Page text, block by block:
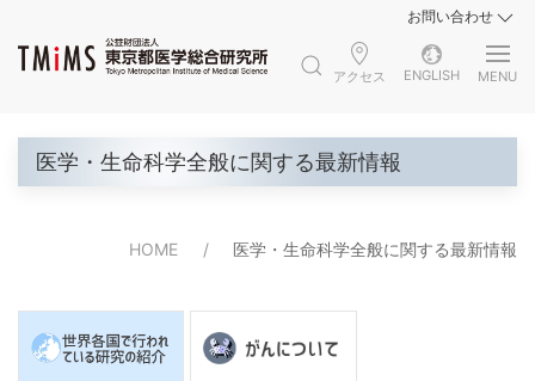
お問い合わせ
アクセス ENGLISH MENU
医学・生命科学全般に関する最新情報
HOME 医学・生命科学全般に関する最新情報